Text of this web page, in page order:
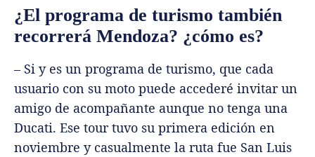
¿El programa de turismo también
recorrerá Mendoza? ¿cómo es?
– Si y es un programa de turismo, que cada
usuario con su moto puede accederé invitar un
amigo de acompañante aunque no tenga una
Ducati. Ese tour tuvo su primera edición en
noviembre y casualmente la ruta fue San Luis